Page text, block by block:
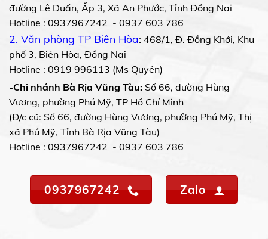
đường Lê Duẩn, Ấp 3, Xã An Phước, Tỉnh Đồng Nai
Hotline : 0937967242 - 0937 603 786
2. Văn phòng TP Biên Hòa: 468/1, Đ. Đồng Khởi, Khu
phố 3, Biên Hòa, Đồng Nai
Hotline : 0919 996113 (Ms Quyên)
-Chi nhánh Bà Rịa Vũng Tàu: Số 66, đường Hùng
Vương, phường Phú Mỹ, TP Hồ Chí Minh
(Đ/c cũ: Số 66, đường Hùng Vương, phường Phú Mỹ, Thị
xã Phú Mỹ, Tỉnh Bà Rịa Vũng Tàu)
Hotline : 0937967242 - 0937 603 786
0937967242 Zalo